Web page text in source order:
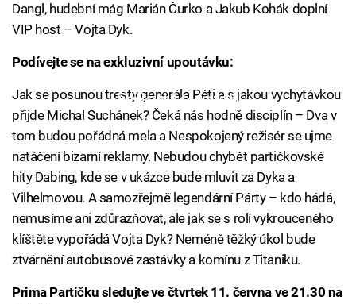
Dangl, hudební mág Marián Čurko a Jakub Kohák doplní
VIP host – Vojta Dyk.
Podívejte se na exkluzivní upoutávku:
Failed to fetch
Jak se posunou tresty generála Péti a s jakou vychytávkou
přijde Michal Suchánek? Čeká nás hodně disciplín – Dva v
tom budou pořádná mela a Nespokojený režisér se ujme
natáčení bizarní reklamy. Nebudou chybět partičkovské
hity Dabing, kde se v ukázce bude mluvit za Dyka a
Vilhelmovou. A samozřejmě legendární Párty – kdo hádá,
nemusíme ani zdůrazňovat, ale jak se s rolí vykrouceného
klíštěte vypořádá Vojta Dyk? Neméně těžký úkol bude
ztvárnění autobusové zastávky a komínu z Titaniku.
Prima Partičku sledujte ve čtvrtek 11. června ve 21.30 na